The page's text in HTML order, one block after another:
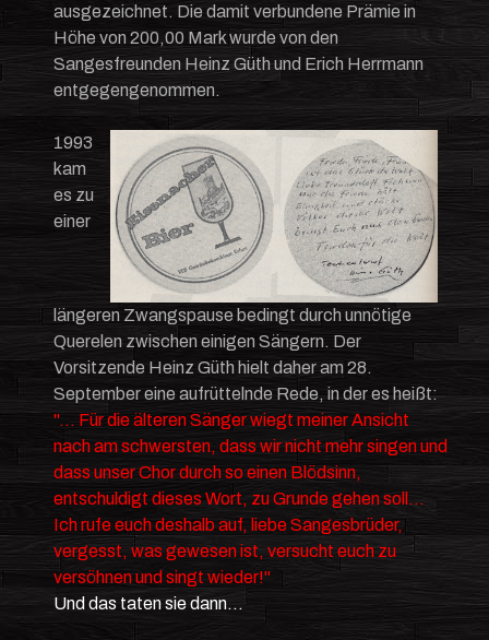
ausgezeichnet. Die damit verbundene Prämie in
Höhe von 200,00 Mark wurde von den
Sangesfreunden Heinz Güth und Erich Herrmann
entgegengenommen.
1993
kam
es zu
einer
längeren Zwangspause bedingt durch unnötige
Querelen zwischen einigen Sängern. Der
Vorsitzende Heinz Güth hielt daher am 28.
September eine aufrüttelnde Rede, in der es heißt:
"... Für die älteren Sänger wiegt meiner Ansicht
nach am schwersten, dass wir nicht mehr singen und
dass unser Chor durch so einen Blödsinn,
entschuldigt dieses Wort, zu Grunde gehen soll...
Ich rufe euch deshalb auf, liebe Sangesbrüder,
vergesst, was gewesen ist, versucht euch zu
versöhnen und singt wieder!"
Und das taten sie dann...